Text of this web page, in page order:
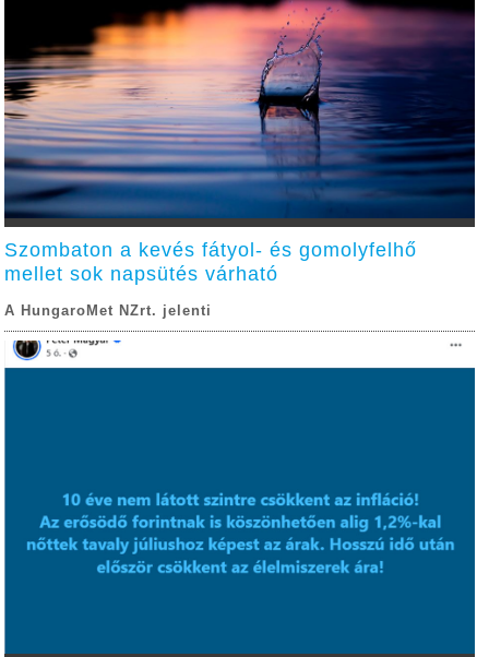
Szombaton a kevés fátyol- és gomolyfelhő
mellet sok napsütés várható
A HungaroMet NZrt. jelenti